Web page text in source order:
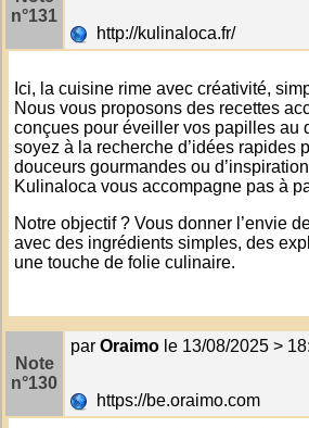
n°131
http://kulinaloca.fr/
Ici, la cuisine rime avec créativité,
Nous vous proposons des recettes
conçues pour éveiller vos papilles au
soyez à la recherche d’idées rapides
douceurs gourmandes ou
Kulinaloca vous accompagne pas à
Notre objectif ? Vous donner l’envie
avec des ingrédients simples, des
une touche de folie culinaire.
Note
n°130
parOraimo le 13/08/2025 >
https://be.oraimo.com